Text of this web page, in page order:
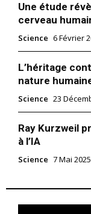
Une étude
cerveau
Science 6 Février
L’héritage
nature
Science 23
Ray Kurzweil
à l’IA
Science 7 Mai 2025